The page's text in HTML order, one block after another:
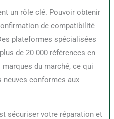
de compatibilité
plateformes spécialisées
de 20 000 références en
du marché, ce qui
neuves conformes aux